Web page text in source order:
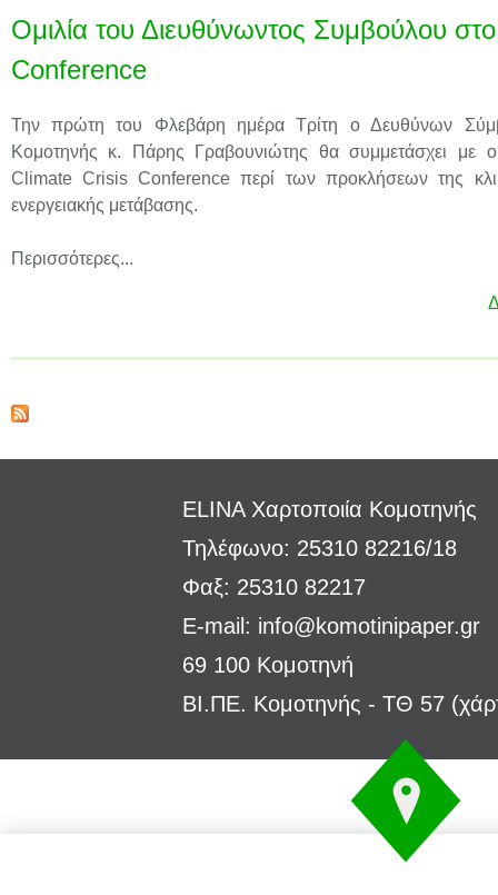
Ομιλία του Διευθύνωντος Συμβούλου
Conference
Την πρώτη του Φλεβάρη ημέρα Τρίτη ο Δευθύνων
Κομοτηνής κ. Πάρης Γραβουνιώτης θα συμμετάσχει με
Climate Crisis Conference περί των προκλήσεων της
ενεργειακής μετάβασης.
Περισσότερες...
ELINA Χαρτοποιία Κομοτηνής
Τηλέφωνο: 25310 82216/18
Φαξ: 25310 82217
E-mail: info@komotinipaper.gr
69 100 Κομοτηνή
ΒΙ.ΠΕ. Κομοτηνής - ΤΘ 57 (